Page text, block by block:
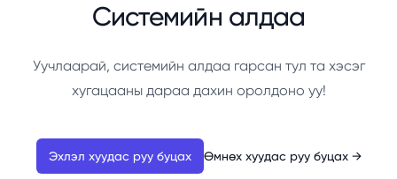
Системийн алдаа
Уучлаарай, системийн алдаа гарсан тул та хэсэг
хугацааны дараа дахин оролдоно уу!
Эхлэл хуудас руу буцах Өмнөх хуудас руу буцах →